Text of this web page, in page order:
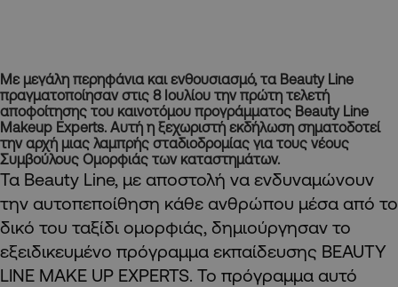
Με μεγάλη περηφάνια και ενθουσιασμό, τα Beauty Line
πραγματοποίησαν στις 8 Ιουλίου την πρώτη τελετή
αποφοίτησης του καινοτόμου προγράμματος Beauty Line
Makeup Experts. Αυτή η ξεχωριστή εκδήλωση σηματοδοτεί
την αρχή μιας λαμπρής σταδιοδρομίας για τους νέους
Συμβούλους Ομορφιάς των καταστημάτων.
Τα Beauty Line, με αποστολή να ενδυναμώνουν
την αυτοπεποίθηση κάθε ανθρώπου μέσα από το
δικό του ταξίδι ομορφιάς, δημιούργησαν το
εξειδικευμένο πρόγραμμα εκπαίδευσης BEAUTY
LINE MAKE UP EXPERTS. Το πρόγραμμα αυτό